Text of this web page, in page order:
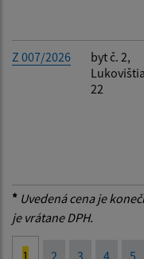
Z 007/2026
byt č. 2,
Lukovištia
22
* Uvedená cena je
je vrátane DPH.
1 2 3 4 5